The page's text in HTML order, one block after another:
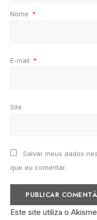
Nome *
E-mail *
Site
Salvar meus dados
que eu comentar.
Este site utiliza o